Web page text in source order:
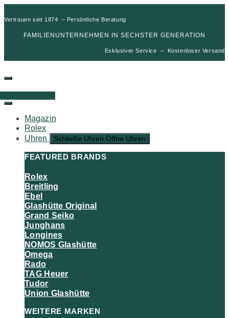
Vertrauen seit 1874 – Persönliche Beratung
FAMILIENUNTERNEHMEN IN SECHSTER GENERATION
Exklusiver Service – Kostenloser Versand
Magazin
Rolex
Uhren
Schließe Uhren Öffne Uhren
FEATURED BRANDS
Rolex
Breitling
Ebel
Glashütte Original
Grand Seiko
Junghans
Longines
NOMOS Glashütte
Omega
Rado
TAG Heuer
Tudor
Union Glashütte
WEITERE MARKEN